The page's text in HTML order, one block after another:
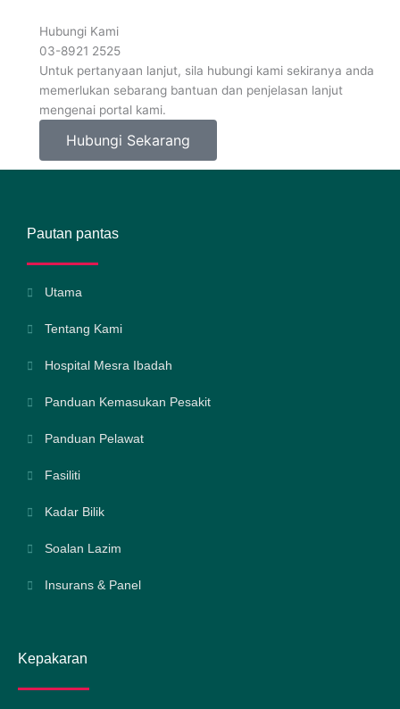
Hubungi Kami
03-8921 2525
Untuk pertanyaan lanjut, sila hubungi kami sekiranya anda
memerlukan sebarang bantuan dan penjelasan lanjut
mengenai portal kami.
Hubungi Sekarang
Pautan pantas
Utama
Tentang Kami
Hospital Mesra Ibadah
Panduan Kemasukan Pesakit
Panduan Pelawat
Fasiliti
Kadar Bilik
Soalan Lazim
Insurans & Panel
Kepakaran